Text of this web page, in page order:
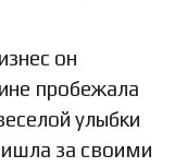
он
пробежала
улыбки
за своими